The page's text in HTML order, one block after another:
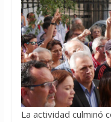
La actividad culminó